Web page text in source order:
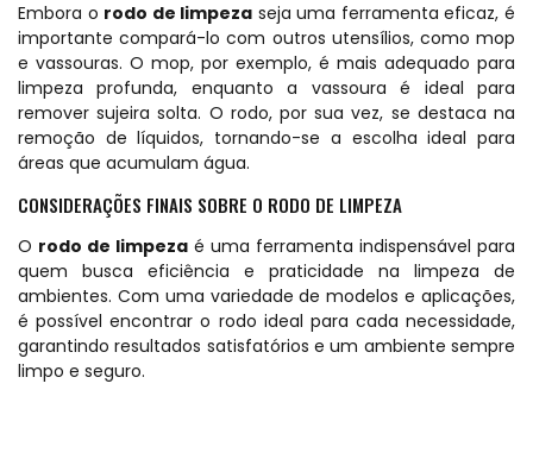
Embora o rodo de limpeza seja uma ferramenta eficaz, é
importante compará-lo com outros utensílios, como mop
e vassouras. O mop, por exemplo, é mais adequado para
limpeza profunda, enquanto a vassoura é ideal para
remover sujeira solta. O rodo, por sua vez, se destaca na
remoção de líquidos, tornando-se a escolha ideal para
áreas que acumulam água.
CONSIDERAÇÕES FINAIS SOBRE O RODO DE LIMPEZA
O rodo de limpeza é uma ferramenta indispensável para
quem busca eficiência e praticidade na limpeza de
ambientes. Com uma variedade de modelos e aplicações,
é possível encontrar o rodo ideal para cada necessidade,
garantindo resultados satisfatórios e um ambiente sempre
limpo e seguro.